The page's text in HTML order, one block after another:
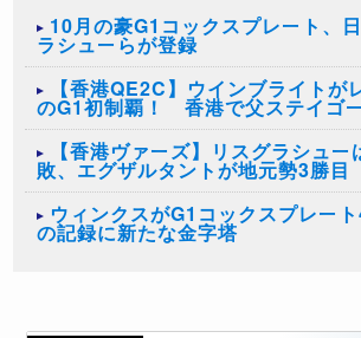
10月の豪G1コックスプレート、
ラシューらが登録
【香港QE2C】ウインブライトが
のG1初制覇！ 香港で父ステイゴ
【香港ヴァーズ】リスグラシュ
敗、エグザルタントが地元勢3勝目
ウィンクスがG1コックスプレー
の記録に新たな金字塔